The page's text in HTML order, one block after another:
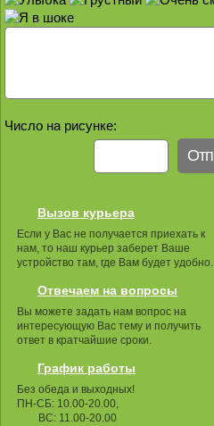
Число на рисунке:
Вызов курьера
Если у Вас не получается приехать к
нам, то наш курьер заберет Ваше
устройство там, где Вам будет удобно.
Отвечаем на вопросы
Вы можете задать нам вопрос на
интересующую Вас тему и получить
ответ в кратчайшие сроки.
График работы
Без обеда и выходных!
ПН-СБ: 10.00-20.00,
ВС: 11.00-20.00